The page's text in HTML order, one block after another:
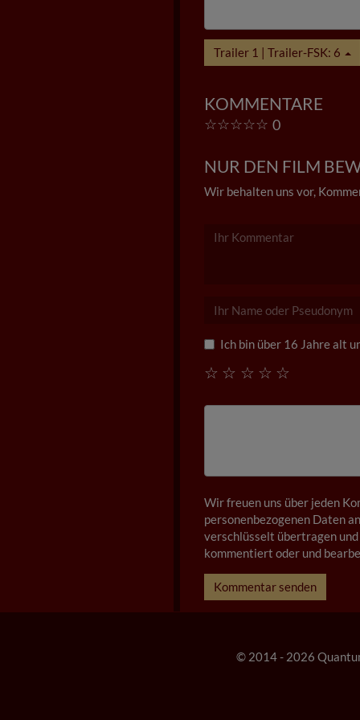
Trailer 1 | Trailer-FSK: 6
KOMMENTARE
☆☆☆☆☆ 0
NUR DEN FILM
Wir behalten uns vor,
Ich bin über 16 Jahre alt
☆
☆
☆
☆
☆
Wir freuen uns über jeden
personenbezogenen Daten
verschlüsselt übertragen
kommentiert oder und
Kommentar senden
© 2014 - 2026